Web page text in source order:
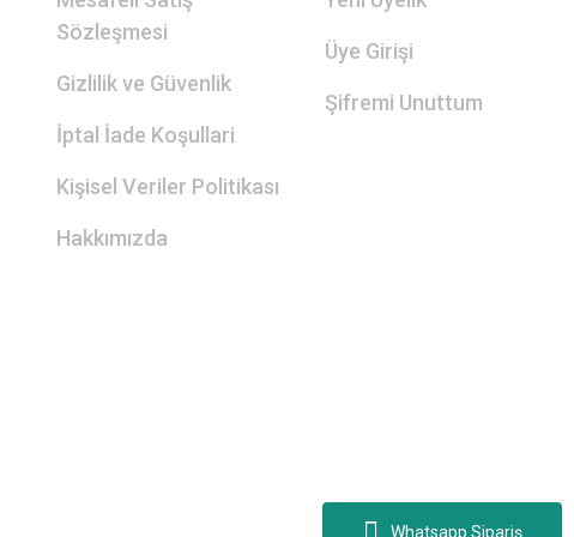
Whatsapp Sipariş
Sözleşmesi
Gizlilik ve Güvenlik
İptal İade Koşullari
Kişisel Veriler Politikası
Hakkımızda
Üye Girişi
Şifremi Unuttum